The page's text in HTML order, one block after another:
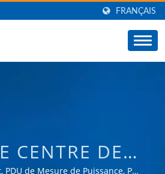
FRANÇAIS
CENTRE DE
de Mesure de Puissance, PDU